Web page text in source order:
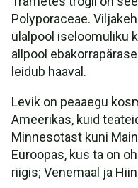
Polyporaceae.
ülalpool iseloomuliku
allpool
leidub haaval.
Levik on peaaegu
Ameerikas, kuid
Minnesotast kuni
Euroopas, kus ta on
riigis; Venemaal ja